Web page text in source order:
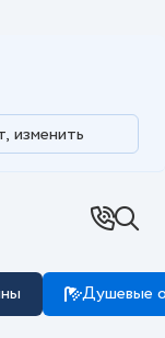
изменить
Душевые